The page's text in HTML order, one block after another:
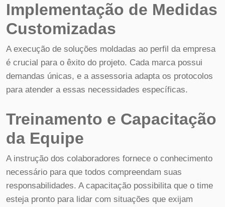
Implementação de Medidas
Customizadas
A execução de soluções moldadas ao perfil da empresa
é crucial para o êxito do projeto. Cada marca possui
demandas únicas, e a assessoria adapta os protocolos
para atender a essas necessidades específicas.
Treinamento e Capacitação
da Equipe
A instrução dos colaboradores fornece o conhecimento
necessário para que todos compreendam suas
responsabilidades. A capacitação possibilita que o time
esteja pronto para lidar com situações que exijam